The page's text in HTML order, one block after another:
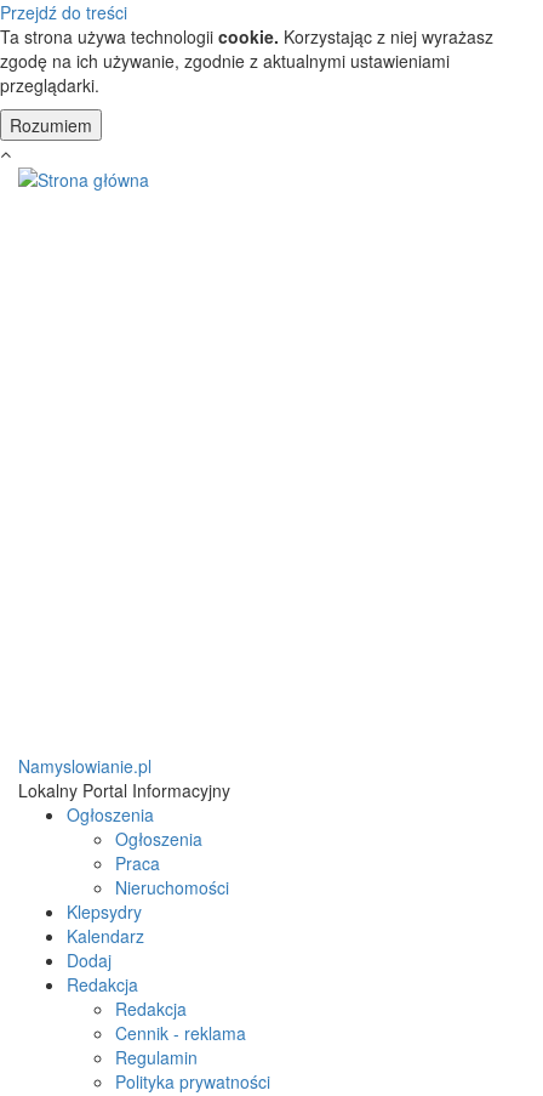
Przejdź do treści
Ta strona używa technologii cookie. Korzystając z niej wyrażasz
zgodę na ich używanie, zgodnie z aktualnymi ustawieniami
przeglądarki.
Namyslowianie.pl
Lokalny Portal Informacyjny
Ogłoszenia
Ogłoszenia
Praca
Nieruchomości
Klepsydry
Kalendarz
Dodaj
Redakcja
Redakcja
Cennik - reklama
Regulamin
Polityka prywatności